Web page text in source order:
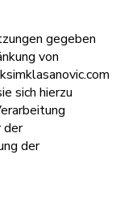
gegeben
von
sich hierzu
der
der